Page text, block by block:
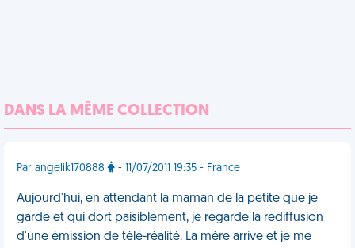
DANS LA MÊME COLLECTION
Par angelik170888 - 11/07/2011 19:35 - France
Aujourd'hui, en attendant la maman de la petite que je
garde et qui dort paisiblement, je regarde la rediffusion
d'une émission de télé-réalité. La mère arrive et je me